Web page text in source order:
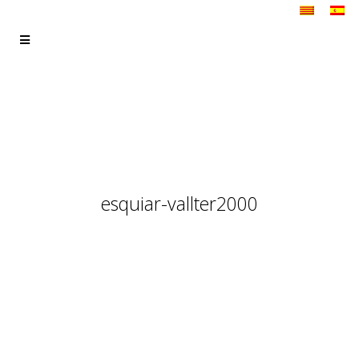
esquiar-vallter2000